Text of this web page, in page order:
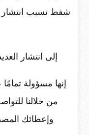
شفط تسبب انتشار
إلى انتشار
إنها مسؤولة
من خلالنا
وإعطائك